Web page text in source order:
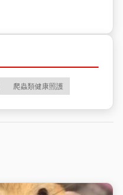
爬蟲類健康照護